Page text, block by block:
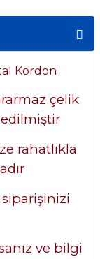
Kordon
çelik
rahatlıkla
ve bilgi